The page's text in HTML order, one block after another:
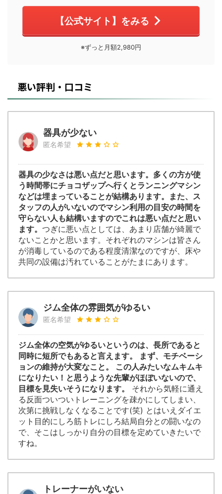
【公式サイト】をみる
※ずっと月額2,980円
悪い評判・口コミ
器具が少ない
匿名希望
器具の少なさは悪い点だと思います。多くの方が使
う時間帯にチョコザップへ行くとランニングマシン
などは埋まっていることが結構あります。また、ス
タッフの人がいないのでマシン利用の目安の時間を
守らない人も結構いますのでこれは悪い点だと思い
ます。 つぎに悪い点としては、あまり店舗が綺麗で
ないことかと思います。それぞれのマシンは皆さん
が消毒しているのである程度清潔なのですが、床や
共同の設備は汚れていることがたまにあります。
ジム全体の雰囲気がゆるい
匿名希望
ジム全体の空気がゆるいというのは、長所であると
同時に短所でもあると言えます。 まず、モチベーシ
ョンの維持が大変なこと。 この人みたいなムキムキ
になりたい！と思うような先輩がほぼいないので、
目標を見失いそうになります。
それから気軽に通え
る反面ついついトレーニングを疎かにしてしまい、
次第に挑戦しなくなることです(笑) とはいえダイエ
ット目的にしろ筋トレにしろ結局自分との闘いなの
で、そこはしっかり自分の目標を定めていきたいで
すね。
トレーナーがいない